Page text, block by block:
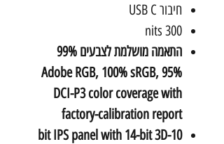
חיבור USB C
300 nits
התאמה מושלמת לצבעים 99%
Adobe RGB, 100% sRGB, 95%
DCI-P3 color coverage with
factory-calibration report
10-bit IPS panel with 14-bit 3D